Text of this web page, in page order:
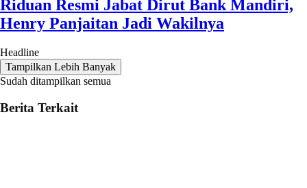
Riduan Resmi Jabat Dirut Bank Mandiri,
Henry Panjaitan Jadi Wakilnya
Headline
Tampilkan Lebih Banyak
Sudah ditampilkan semua
Berita Terkait